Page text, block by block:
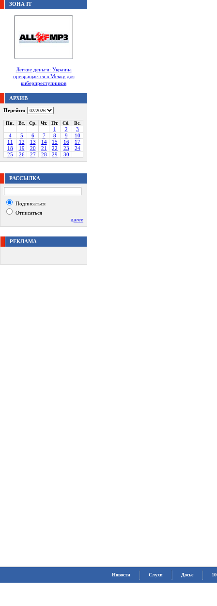
ЗОНА IT
Легкие деньги: Украина
превращается в Мекку для
киберпреступников
АРХИВ
Перейти:
Пн. Вт. Ср. Чт. Пт. Сб. Вс.
1 2
3
4
5 6 7 8 9
10
11
12 13 14 15 16
17
18
19 20 21 22 23
24
25
26 27 28 29 30
РАССЫЛКА
Подписаться
Отписаться
далее
РЕКЛАМА
Новости Слухи Досье